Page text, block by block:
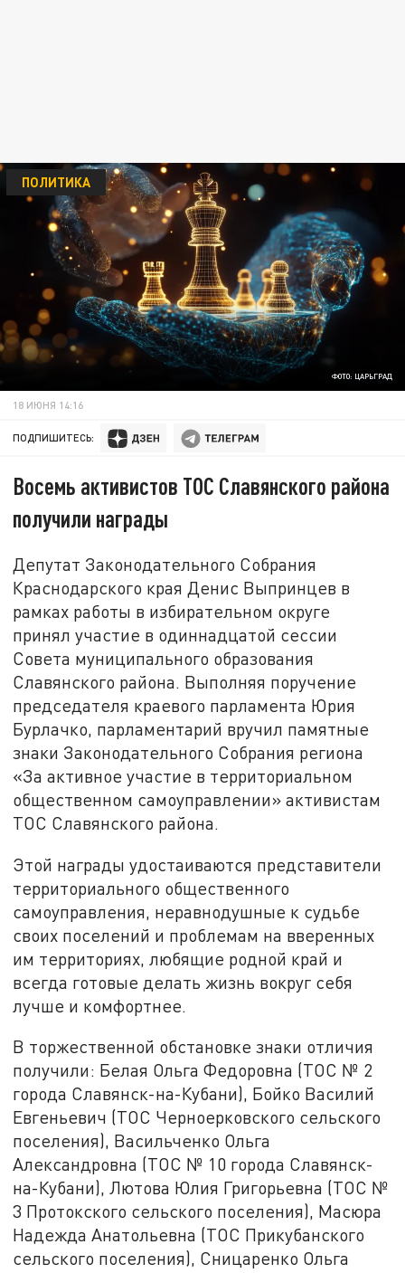
ФОТО: ЦАРЬГРАД
ПОЛИТИКА
18 ИЮНЯ 14:16
ПОДПИШИТЕСЬ:
Восемь активистов ТОС Славянского района
получили награды
Депутат Законодательного Собрания
Краснодарского края Денис Выпринцев в
рамках работы в избирательном округе
принял участие в одиннадцатой сессии
Совета муниципального образования
Славянского района. Выполняя поручение
председателя краевого парламента Юрия
Бурлачко, парламентарий вручил памятные
знаки Законодательного Собрания региона
«За активное участие в территориальном
общественном самоуправлении» активистам
ТОС Славянского района.
Этой награды удостаиваются представители
территориального общественного
самоуправления, неравнодушные к судьбе
своих поселений и проблемам на вверенных
им территориях, любящие родной край и
всегда готовые делать жизнь вокруг себя
лучше и комфортнее.
В торжественной обстановке знаки отличия
получили: Белая Ольга Федоровна (ТОС № 2
города Славянск-на-Кубани), Бойко Василий
Евгеньевич (ТОС Черноерковского сельского
поселения), Васильченко Ольга
Александровна (ТОС № 10 города Славянск-
на-Кубани), Лютова Юлия Григорьевна (ТОС №
3 Протокского сельского поселения), Масюра
Надежда Анатольевна (ТОС Прикубанского
сельского поселения), Сницаренко Ольга